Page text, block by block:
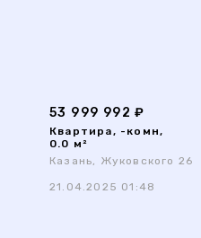
53 999 992 ₽
Квартира, -комн,
0.0 м²
Казань, Жуковского 26
21.04.2025 01:48